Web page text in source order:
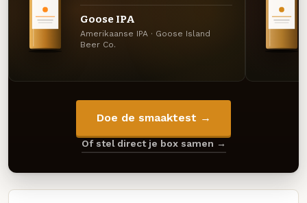
Goose IPA
Amerikaanse IPA · Goose Island
Beer Co.
Doe de smaaktest →
Of stel direct je box samen →